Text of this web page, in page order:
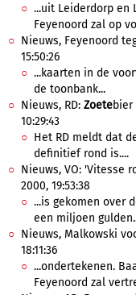
...uit Leiderdorp en
Feyenoord zal op
Nieuws, Feyenoord
15:50:26
...kaarten in de
de toonbank...
Nieuws, RD: Zoetebier
10:29:43
Het RD meldt dat
definitief rond is....
Nieuws, VO: 'Vitesse
2000, 19:53:38
...is gekomen over
een miljoen
Nieuws, Malkowski
18:11:36
...ondertekenen.
Feyenoord zal